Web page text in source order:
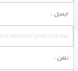
ایمیل :
تلفن :